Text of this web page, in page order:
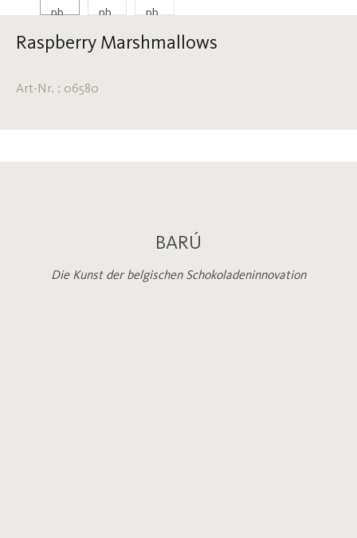
Raspberry Marshmallows
Art-Nr. : 06580
BARÚ
Die Kunst der belgischen Schokoladeninnovation